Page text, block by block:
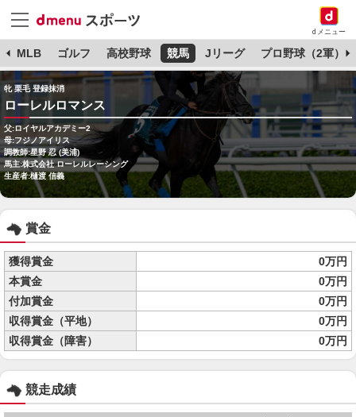
dメニュー
MLB ゴルフ 高校野球 競馬 Jリーグ プロ野球（2軍）
牝 栗毛 登録抹消
ローレルロマンス
父:ロイヤルアカデミー2
母:フジノアイリス
調教師:星野 忍 (美浦)
馬主:株式会社 ローレルレーシング
生産者:樋渡 信義
賞金
獲得賞金
0万円
本賞金
0万円
付加賞金
0万円
収得賞金（平地）
0万円
収得賞金（障害）
0万円
競走成績